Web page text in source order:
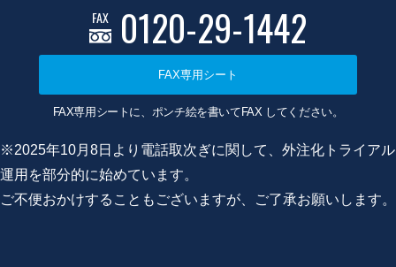
FAX 0120-29-1442
FAX専用シート
FAX専用シートに、ポンチ絵を書いてFAX してください。
※2025年10月8日より電話取次ぎに関して、外注化トライアル
運用を部分的に始めています。
ご不便おかけすることもございますが、ご了承お願いします。